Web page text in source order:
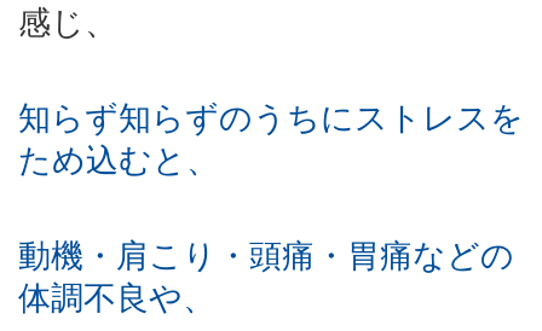
感じ、
知らず知らずのうちにストレスを
ため込むと、
動機・肩こり・頭痛・胃痛などの
体調不良や、